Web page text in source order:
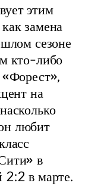
этим
замена
сезоне
кто-либо
на
любит
в
2:2 в марте.